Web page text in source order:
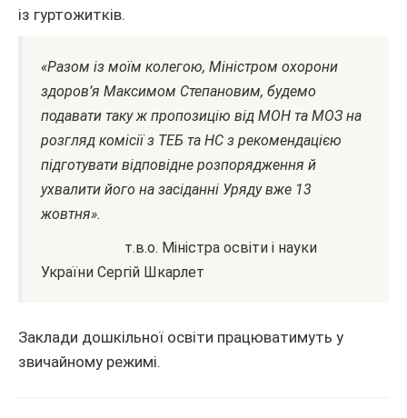
із гуртожитків.
«Разом із моїм колегою, Міністром охорони
здоров’я Максимом Степановим, будемо
подавати таку ж пропозицію від МОН та МОЗ на
розгляд комісії з ТЕБ та НС з рекомендацією
підготувати відповідне розпорядження й
ухвалити його на засіданні Уряду вже 13
жовтня».
т.в.о. Міністра освіти і науки
України Сергій Шкарлет
Заклади дошкільної освіти працюватимуть у
звичайному режимі.